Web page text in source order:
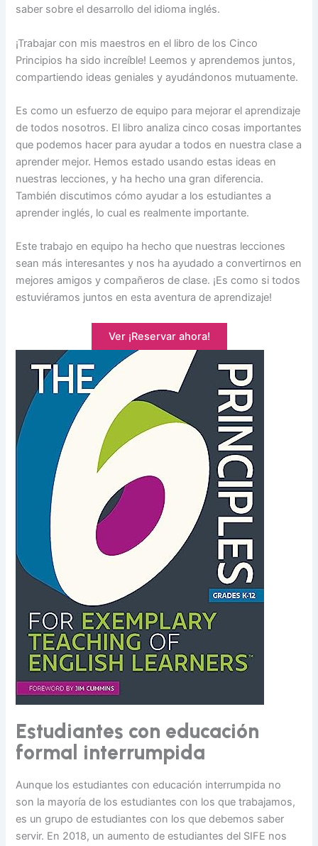
saber sobre el desarrollo del idioma inglés.
¡Trabajar con mis maestros en el libro de los Cinco
Principios ha sido increíble! Leemos y aprendemos juntos,
compartiendo ideas geniales y ayudándonos mutuamente.
Es como un esfuerzo de equipo para mejorar el aprendizaje
de todos nosotros. El libro analiza cinco cosas importantes
que podemos hacer para ayudar a todos en nuestra clase a
aprender mejor. Hemos estado usando estas ideas en
nuestras lecciones, y ha hecho una gran diferencia.
También discutimos cómo ayudar a los estudiantes a
aprender inglés, lo cual es realmente importante.
Este trabajo en equipo ha hecho que nuestras lecciones
sean más interesantes y nos ha ayudado a convertirnos en
mejores amigos y compañeros de clase. ¡Es como si todos
estuviéramos juntos en esta aventura de aprendizaje!
Ver ¡Reservar ahora!
Estudiantes con educación
formal interrumpida
Aunque los estudiantes con educación interrumpida no
son la mayoría de los estudiantes con los que trabajamos,
es un grupo de estudiantes con los que debemos saber
servir. En 2018, un aumento de estudiantes del SIFE nos